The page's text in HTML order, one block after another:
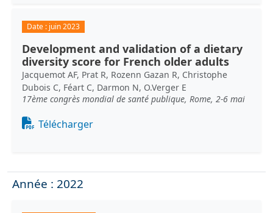
Date : juin 2023
Development and validation of a dietary
diversity score for French older adults
Jacquemot AF, Prat R, Rozenn Gazan R, Christophe
Dubois C, Féart C, Darmon N, O.Verger E
17ème congrès mondial de santé publique, Rome, 2-6 mai
Document
Télécharger
Année : 2022